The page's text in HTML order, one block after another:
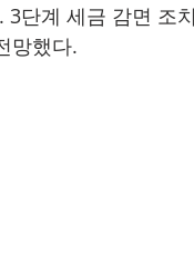
3단계 세금 감면 조
망했다.